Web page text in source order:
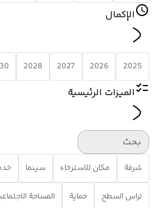
الإكمال
2025
2026
2027
2028
الميزات الرئيسية
بحث
شرفة مكان للاسترخاء سينما
تراس السطح حماية المساحة